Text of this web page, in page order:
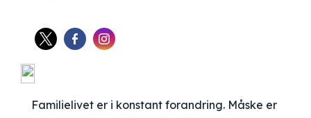
Familielivet er i konstant forandring. Måske er